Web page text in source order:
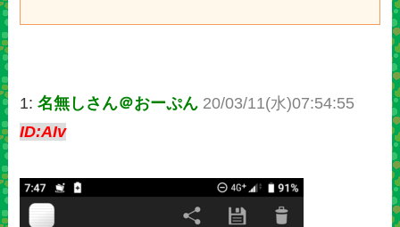
1:名無しさん＠おーぷん 20/03/11(水)07:54:55
ID:AIv